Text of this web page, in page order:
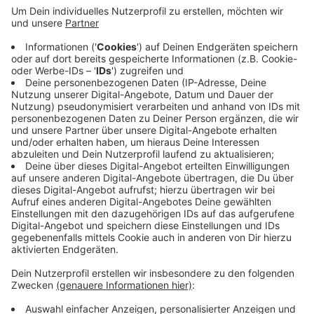
zwei Jahre später noch einmal etwas ähnliches
genötigt, den Vertrag abzuschließen. Dieser
Angeklagte bekam ein Jahr und neun Monate auf
Bewährung, der andere muss 100 Stunden
gemeinnützige Arbeit leisten. Und beide müssen
dem Mobilfunkunternehmen den Schaden
ersetzen.
Veröffentlicht:Mittwoch, 25.10.2023 09:49
Anzeige
Anzeige